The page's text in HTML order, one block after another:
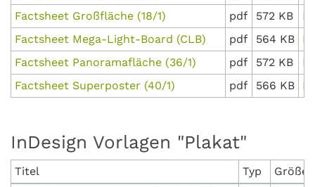
Factsheet Großfläche (18/1)
pdf 572 KB
Factsheet Mega-Light-Board (CLB)
pdf 564 KB
Factsheet Panoramafläche (36/1)
pdf 572 KB
Factsheet Superposter (40/1)
pdf 566 KB
InDesign Vorlagen "Plakat"
Titel Typ
Größe